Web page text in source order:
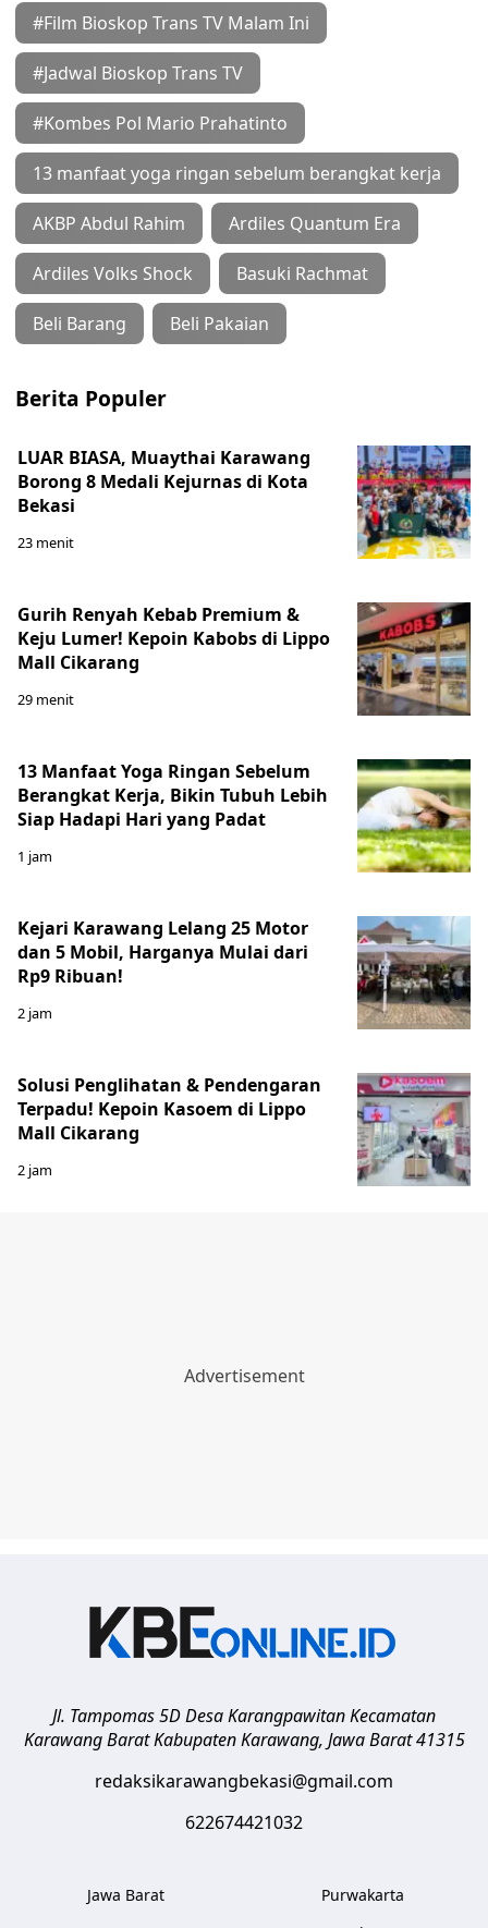
#Film Bioskop Trans TV Malam Ini
#Jadwal Bioskop Trans TV
#Kombes Pol Mario Prahatinto
13 manfaat yoga ringan sebelum berangkat kerja
AKBP Abdul Rahim Ardiles Quantum Era
Ardiles Volks Shock Basuki Rachmat
Beli Barang Beli Pakaian
Berita Populer
LUAR BIASA, Muaythai Karawang
Borong 8 Medali Kejurnas di Kota
Bekasi
23 menit
Gurih Renyah Kebab Premium &
Keju Lumer! Kepoin Kabobs di Lippo
Mall Cikarang
29 menit
13 Manfaat Yoga Ringan Sebelum
Berangkat Kerja, Bikin Tubuh Lebih
Siap Hadapi Hari yang Padat
1 jam
Kejari Karawang Lelang 25 Motor
dan 5 Mobil, Harganya Mulai dari
Rp9 Ribuan!
2 jam
Solusi Penglihatan & Pendengaran
Terpadu! Kepoin Kasoem di Lippo
Mall Cikarang
2 jam
Jl. Tampomas 5D Desa Karangpawitan Kecamatan
Karawang Barat Kabupaten Karawang, Jawa Barat 41315
redaksikarawangbekasi@gmail.com
622674421032
Jawa Barat
Purwakarta